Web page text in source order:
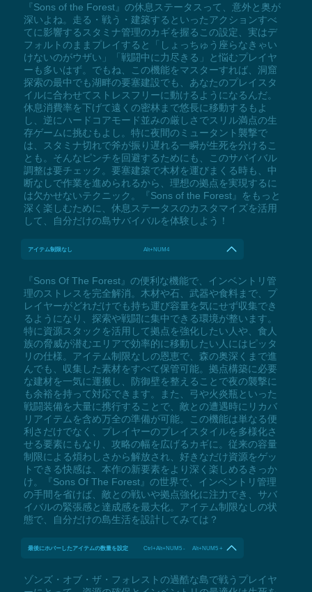
『Sons of the Forest』の休息ステータスって、意外と奥が
深いよね。走る・戦う・建築するといったアクションすべ
てに影響するスタミナ管理のカギを握るこの設定、実はデ
フォルトのままプレイすると「しょっちゅう座らなきゃい
けないのがウザい」「戦闘中に力尽きる」と悩むプレイヤ
ーも多いはず。でもね、この機能をマスターすれば、洞窟
探索の最中でも湖畔の要塞建設でも、あなたのプレイスタ
イルに合わせてストレスフリーに動けるようになるんだ。
休息消費率を下げて遠くの密林まで悠長に移動するもよ
し、逆にハードコアモード並みの厳しさでスリル満点の生
存ゲームに挑むもよし。特に夜間のミュータント襲撃で
は、スタミナ切れで斧が振り遅れる一瞬が生死を分けるこ
とも。そんなピンチを回避するためにも、このサバイバル
調整は要チェック。要塞建築で木材を運びまくる時も、中
断なしで作業を進められるから、理想の拠点を実現するに
は欠かせないテクニック。『Sons of the Forest』をもっと
深く楽しむために、休息ステータスのカスタマイズを活用
して、自分だけの島サバイバルを体験しよう！
アイテム制限なし Alt+NUM4
『Sons Of The Forest』の便利な機能で、インベントリ管
理のストレスを完全解消。木材や石、武器や食料まで、プ
レイヤーがどれだけでも持ち運び容量を気にせず収集でき
るようになり、探索や戦闘に集中できる環境が整います。
特に資源スタックを活用して拠点を強化したい人や、食人
族の脅威が潜むエリアで効率的に移動したい人にはピッタ
リの仕様。アイテム制限なしの恩恵で、森の奥深くまで進
んでも、収集した素材をすべて保管可能。拠点構築に必要
な建材を一気に運搬し、防御壁を整えることで夜の襲撃に
も余裕を持って対応できます。また、弓や火炎瓶といった
戦闘装備を大量に携行することで、敵との遭遇時にリカバ
リアイテムを含め万全の準備が可能。この機能は単なる便
利さだけでなく、プレイヤーのプレイスタイルを多様化さ
せる要素にもなり、攻略の幅を広げるカギに。従来の容量
制限による煩わしさから解放され、好きなだけ資源をゲッ
トできる快感は、本作の新要素をより深く楽しめるきっか
け。『Sons Of The Forest』の世界で、インベントリ管理
の手間を省けば、敵との戦いや拠点強化に注力でき、サバ
イバルの緊張感と達成感を最大化。アイテム制限なしの状
態で、自分だけの島生活を設計してみては？
最後にホバーしたアイテムの数量を設定 Ctrl+Alt+NUM5 - Alt+NUM5 +
ゾンズ・オブ・ザ・フォレストの過酷な島で戦うプレイヤ